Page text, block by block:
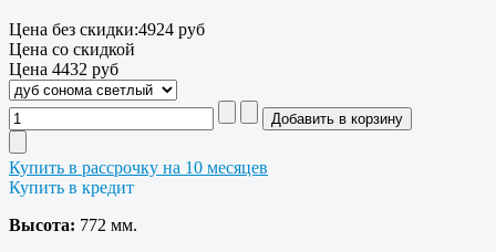
Цена без скидки:4924 руб
Цена со скидкой
Цена 4432 руб
Купить в рассрочку на 10 месяцев
Купить в кредит
Высота: 772 мм.